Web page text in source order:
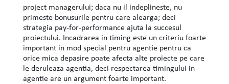
project managerului; daca nu il indeplineste, nu
primeste bonusurile pentru care alearga; deci
strategia pay-for-performance ajuta la succesul
proiectului. Incadrarea in timing este un criteriu foarte
important in mod special pentru agentie pentru ca
orice mica depasire poate afecta alte proiecte pe care
le deruleaza agentia, deci respectarea timingului in
agentie are un argument foarte important.